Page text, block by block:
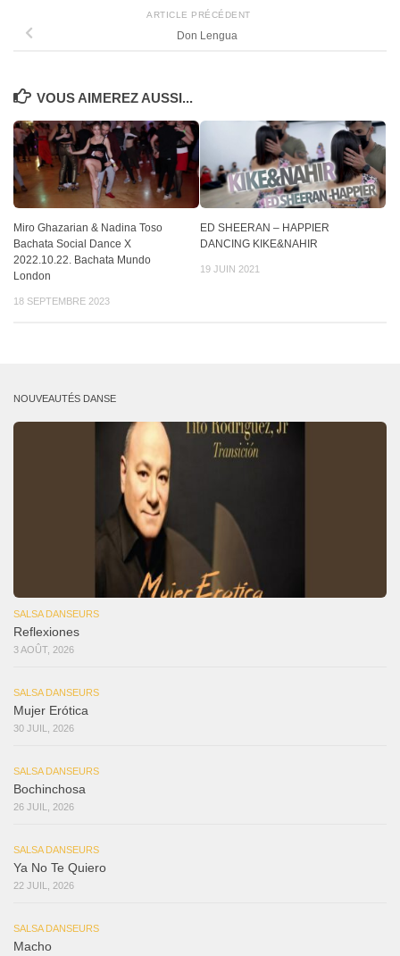
ARTICLE PRÉCÉDENT
Don Lengua
VOUS AIMEREZ AUSSI...
Miro Ghazarian & Nadina Toso
Bachata Social Dance X
2022.10.22. Bachata Mundo
London
18 SEPTEMBRE 2023
ED SHEERAN – HAPPIER
DANCING KIKE&NAHIR
19 JUIN 2021
NOUVEAUTÉS DANSE
SALSA DANSEURS
Reflexiones
3 AOÛT, 2026
SALSA DANSEURS
Mujer Erótica
30 JUIL, 2026
SALSA DANSEURS
Bochinchosa
26 JUIL, 2026
SALSA DANSEURS
Ya No Te Quiero
22 JUIL, 2026
SALSA DANSEURS
Macho